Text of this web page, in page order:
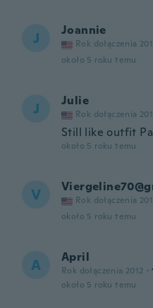
J Joannie
Rok dołączenia
około 5 roku temu
J Julie
Rok dołączenia
Still like outfit
około 5 roku temu
V Rok dołączenia
około 5 roku temu
A April
Rok dołączenia 2012 ·
około 5 roku temu